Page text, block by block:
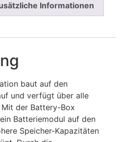
Informationen
baut auf den
und verfügt über alle
der Battery-Box
Batteriemodul auf den
Speicher-Kapazitäten